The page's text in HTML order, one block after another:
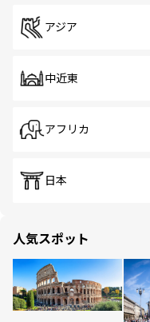
アジア
中近東
アフリカ
日本
人気スポット